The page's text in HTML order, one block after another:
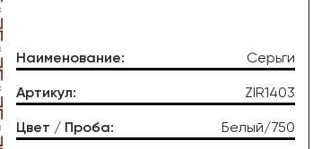
Наименование: Серьги
Артикул: ZIR1403
Цвет / Проба: Белый/750